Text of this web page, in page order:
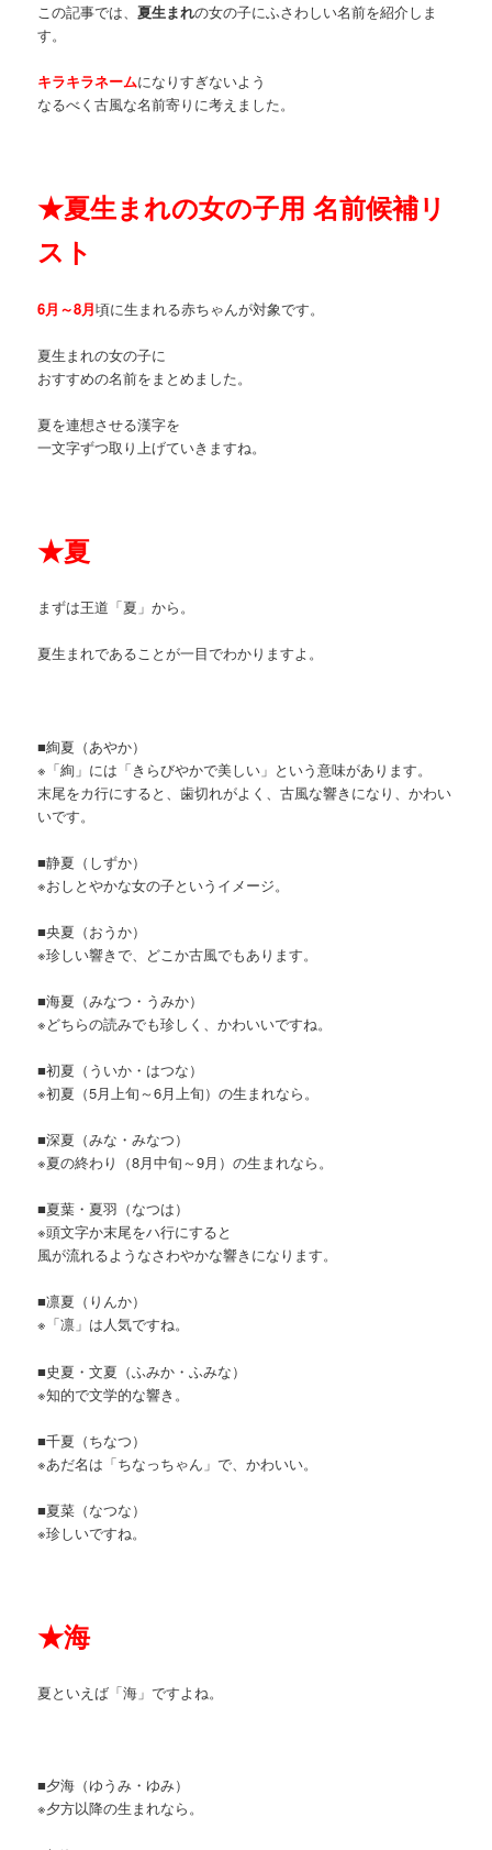
この記事では、夏生まれの女の子にふさわしい名前を紹介しま
す。
キラキラネームになりすぎないよう
なるべく古風な名前寄りに考えました。
★夏生まれの女の子用 名前候補リ
スト
6月～8月頃に生まれる赤ちゃんが対象です。
夏生まれの女の子に
おすすめの名前をまとめました。
夏を連想させる漢字を
一文字ずつ取り上げていきますね。
★夏
まずは王道「夏」から。
夏生まれであることが一目でわかりますよ。
■絢夏（あやか）
※「絢」には「きらびやかで美しい」という意味があります。
末尾をカ行にすると、歯切れがよく、古風な響きになり、かわい
いです。
■静夏（しずか）
※おしとやかな女の子というイメージ。
■央夏（おうか）
※珍しい響きで、どこか古風でもあります。
■海夏（みなつ・うみか）
※どちらの読みでも珍しく、かわいいですね。
■初夏（ういか・はつな）
※初夏（5月上旬～6月上旬）の生まれなら。
■深夏（みな・みなつ）
※夏の終わり（8月中旬～9月）の生まれなら。
■夏葉・夏羽（なつは）
※頭文字か末尾をハ行にすると
風が流れるようなさわやかな響きになります。
■凛夏（りんか）
※「凛」は人気ですね。
■史夏・文夏（ふみか・ふみな）
※知的で文学的な響き。
■千夏（ちなつ）
※あだ名は「ちなっちゃん」で、かわいい。
■夏菜（なつな）
※珍しいですね。
★海
夏といえば「海」ですよね。
■夕海（ゆうみ・ゆみ）
※夕方以降の生まれなら。